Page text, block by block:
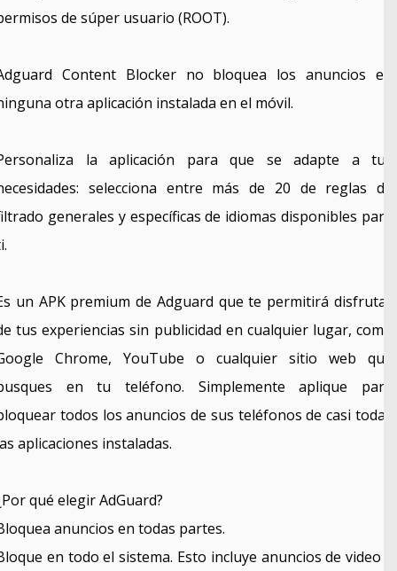
de súper usuario (ROOT).
Content Blocker no bloquea los anuncios en
otra aplicación instalada en el móvil.
la aplicación para que se adapte a tus
selecciona entre más de 20 de reglas de
generales y específicas de idiomas disponibles para
un APK premium de Adguard que te permitirá disfrutar
tus experiencias sin publicidad en cualquier lugar, como
Chrome, YouTube o cualquier sitio web que
en tu teléfono. Simplemente aplique para
todos los anuncios de sus teléfonos de casi todas
aplicaciones instaladas.
qué elegir AdGuard?
anuncios en todas partes.
en todo el sistema. Esto incluye anuncios de video y